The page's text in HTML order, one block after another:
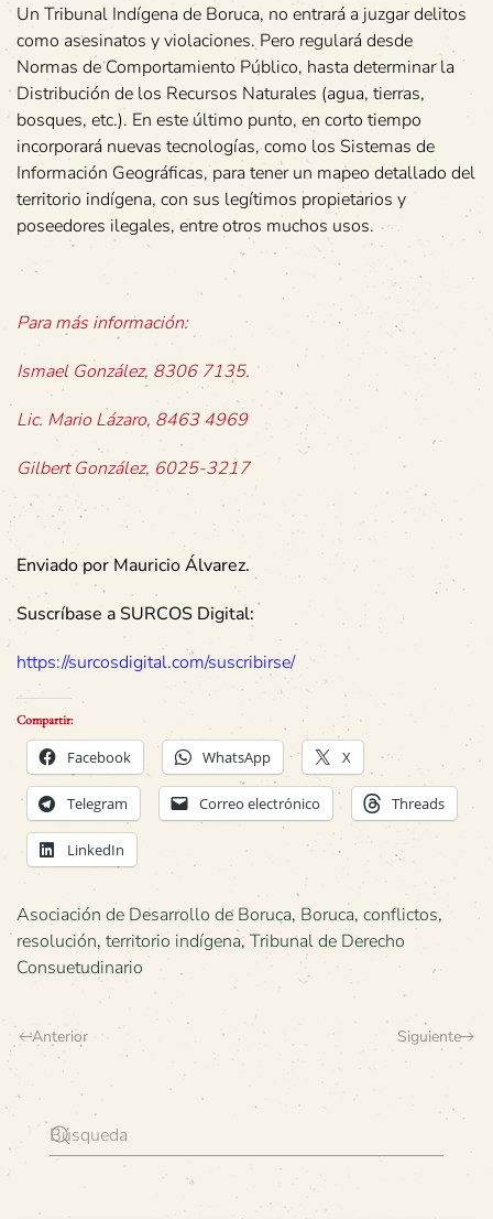
Un Tribunal Indígena de Boruca, no entrará a juzgar delitos
como asesinatos y violaciones. Pero regulará desde
Normas de Comportamiento Público, hasta determinar la
Distribución de los Recursos Naturales (agua, tierras,
bosques, etc.). En este último punto, en corto tiempo
incorporará nuevas tecnologías, como los Sistemas de
Información Geográficas, para tener un mapeo detallado del
territorio indígena, con sus legítimos propietarios y
poseedores ilegales, entre otros muchos usos.
Para más información:
Ismael González, 8306 7135.
Lic. Mario Lázaro, 8463 4969
Gilbert González, 6025-3217
Enviado por Mauricio Álvarez.
Suscríbase a SURCOS Digital:
https://surcosdigital.com/suscribirse/
Compartir:
Facebook WhatsApp X
Telegram Correo electrónico Threads
LinkedIn
Asociación de Desarrollo de Boruca, Boruca, conflictos,
resolución, territorio indígena, Tribunal de Derecho
Consuetudinario
Anterior Siguiente